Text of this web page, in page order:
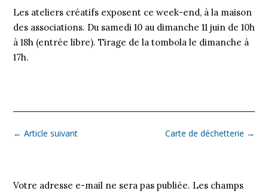
Les ateliers créatifs exposent ce week-end, à la maison
des associations. Du samedi 10 au dimanche 11 juin de 10h
à 18h (entrée libre). Tirage de la tombola le dimanche à
17h.
Carte de déchetterie →
← Article suivant
Votre adresse e-mail ne sera pas publiée. Les champs